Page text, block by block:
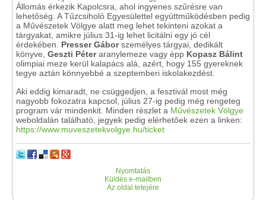
Állomás érkezik Kapolcsra, ahol ingyenes szűrésre van
lehetőség. A Tűzcsiholó Egyesülettel együttműködésben pedig
a Művészetek Völgye alatt meg lehet tekinteni azokat a
tárgyakat, amikre július 31-ig lehet licitálni egy jó cél
érdekében. Presser Gáborszemélyes tárgyai, dedikált
könyve, Geszti Péteraranylemeze vagy épp Kopasz Bálint
olimpiai meze kerül kalapács alá, azért, hogy 155 gyereknek
tegye aztán könnyebbé a szeptemberi iskolakezdést.
Aki eddig kimaradt, ne csüggedjen, a fesztivál most még
nagyobb fokozatra kapcsol, július 27-ig pedig még rengeteg
program vár mindenkit. Minden részlet a Művészetek Völgye
weboldalán található, jegyek pedig elérhetőek ezen a linken:
https://www.muveszetekvolgye.hu/ticket
Nyomtatás
Küldés e-mailben
Az oldal tetejére